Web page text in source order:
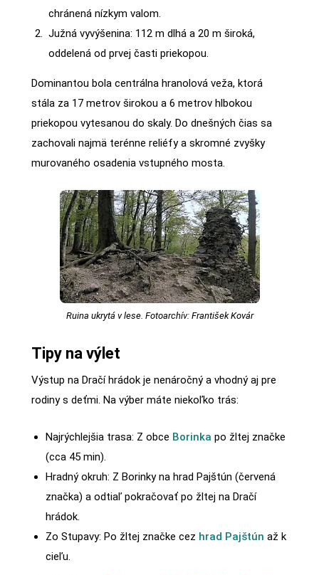
chránená nízkym valom.
Južná vyvýšenina: 112 m dlhá a 20 m široká,
oddelená od prvej časti priekopou.
Dominantou bola centrálna hranolová veža, ktorá
stála za 17 metrov širokou a 6 metrov hlbokou
priekopou vytesanou do skaly. Do dnešných čias sa
zachovali najmä terénne reliéfy a skromné zvyšky
murovaného osadenia vstupného mosta.
Ruina ukrytá v lese. Fotoarchív: František Kovár
Tipy na výlet
Výstup na Dračí hrádok je nenáročný a vhodný aj pre
rodiny s deťmi. Na výber máte niekoľko trás:
Najrýchlejšia trasa: Z obce Borinka po žltej značke
(cca 45 min).
Hradný okruh: Z Borinky na hrad Pajštún (červená
značka) a odtiaľ pokračovať po žltej na Dračí
hrádok.
Zo Stupavy: Po žltej značke cez hrad Pajštún až k
cieľu.